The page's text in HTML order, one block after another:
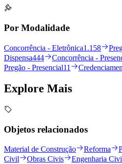
Por Modalidade
Concorrência - Eletrônica1.158
Dispensa444 Concorrência -
Pregão - Presencial11
Explore Mais
Objetos relacionados
Material de Construção Reforma
Civil
Obras Civis Engenharia